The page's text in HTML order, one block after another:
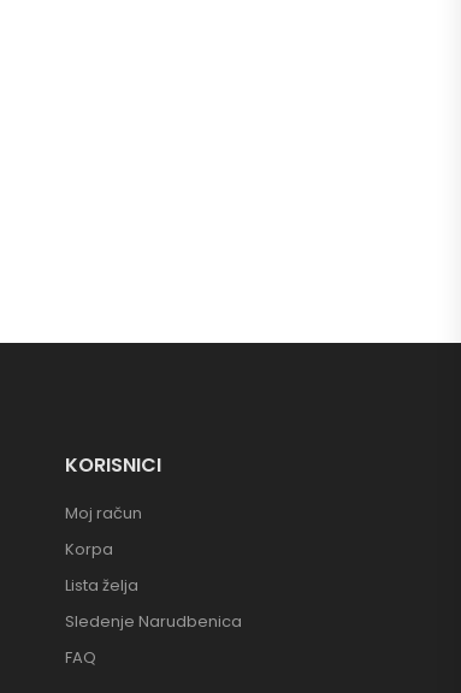
KORISNICI
Moj račun
Korpa
Lista želja
Sledenje Narudbenica
FAQ